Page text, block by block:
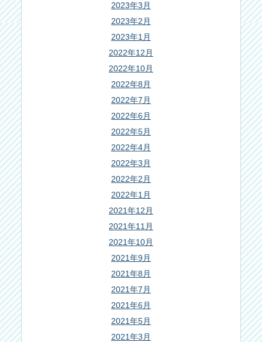
2023年3月
2023年2月
2023年1月
2022年12月
2022年10月
2022年8月
2022年7月
2022年6月
2022年5月
2022年4月
2022年3月
2022年2月
2022年1月
2021年12月
2021年11月
2021年10月
2021年9月
2021年8月
2021年7月
2021年6月
2021年5月
2021年3月